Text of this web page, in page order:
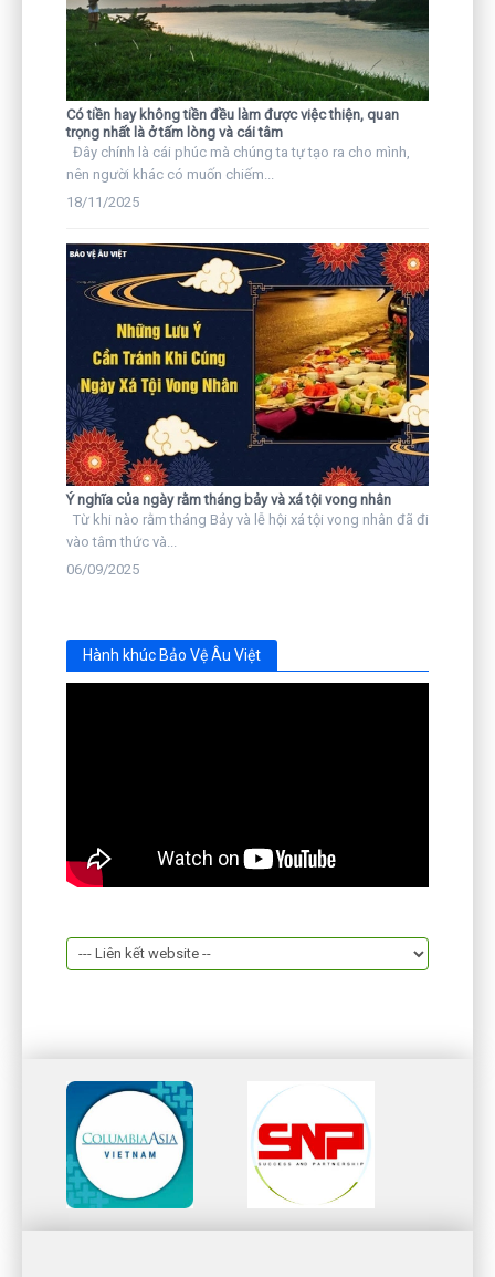
Có tiền hay không tiền đều làm được việc thiện, quan
trọng nhất là ở tấm lòng và cái tâm
Đây chính là cái phúc mà chúng ta tự tạo ra cho mình,
nên người khác có muốn chiếm...
18/11/2025
Ý nghĩa của ngày rằm tháng bảy và xá tội vong nhân
Từ khi nào rằm tháng Bảy và lễ hội xá tội vong nhân đã đi
vào tâm thức và...
06/09/2025
Hành khúc Bảo Vệ Âu Việt